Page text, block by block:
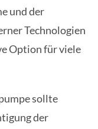
und der
Technologien
Option für viele
sollte
der